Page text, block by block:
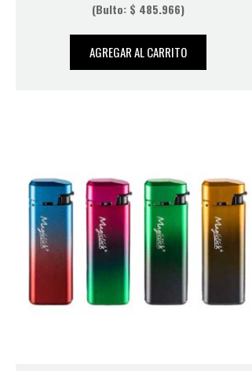
(Bulto: $ 485.966)
AGREGAR AL CARRITO